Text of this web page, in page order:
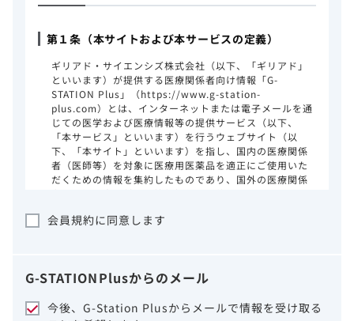
第１条（本サイトおよび本サービスの定義）
ギリアド・サイエンシズ株式会社（以下、「ギリアド」
といいます）が提供する医療関係者向け情報「G-
STATION Plus」（https://www.g-station-
plus.com）とは、インターネットまたは電子メールを通
じての医学および医療情報等の提供サービス（以下、
「本サービス」といいます）を行うウェブサイト（以
下、「本サイト」といいます）を指し、国内の医療関係
者（医師等）を対象に医療用医薬品を適正にご使用いた
だくための情報を集約したものであり、国外の医療関係
事項をご熟読いただき、同意された場合のみご利用くだ
ギリアドは、本サイトのコンテンツについて
細心の注意を払い、正確かつ最新の情報を提
供するように努力をしておりますが、正確
会員規約に同意します
G-STATIONPlusからのメール
今後、G-Station Plusからメールで情報を受け取る